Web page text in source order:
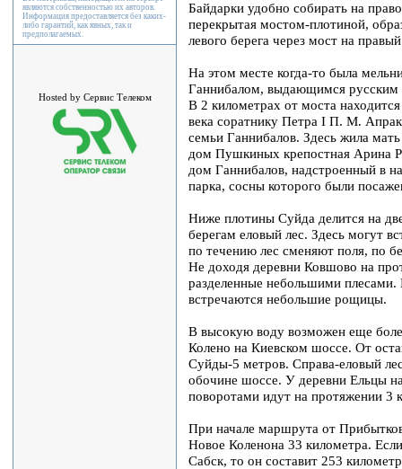
являются собственностью их авторов.
Информация предоставляется без каких-
либо гарантий, как явных, так и
предполагаемых.
Hosted by Сервис Телеком
Байдарки удобно собирать на
перекрытая мостом-плотиной,
левого берега через мост на правый
На этом месте когда-то была
Ганнибалом, выдающимся русским
В 2 километрах от моста
века соратнику Петра I П. М.
семьи Ганнибалов. Здесь жила
дом Пушкиных крепостная Арина
дом Ганнибалов, надстроенный в
парка, сосны которого были
Ниже плотины Суйда делится на
берегам еловый лес. Здесь могут
по течению лес сменяют поля, по
Не доходя деревни Ковшово на
разделенные небольшими
встречаются небольшие рощицы.
В высокую воду возможен еще
Колено на Киевском шоссе. От
Суйды-5 метров. Справа-еловый
обочине шоссе. У деревни Ельцы
поворотами идут на протяжении 3
При начале маршрута от
Новое Коленона 33 километра.
Сабск, то он составит 253